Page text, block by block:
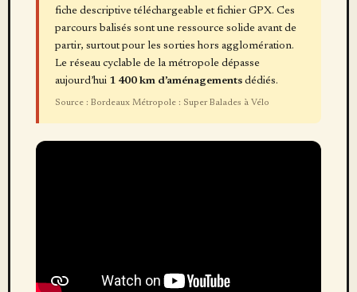
fiche descriptive téléchargeable et fichier GPX. Ces
parcours balisés sont une ressource solide avant de
partir, surtout pour les sorties hors agglomération.
Le réseau cyclable de la métropole dépasse
aujourd’hui 1 400 km d’aménagementsdédiés.
Source : Bordeaux Métropole : Super Balades à Vélo